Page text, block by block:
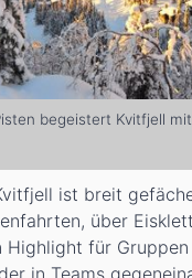
begeistert Kvitfjell
ist breit
über
Highlight für
der in Teams